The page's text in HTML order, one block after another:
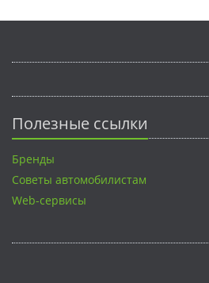
Полезные ссылки
Бренды
Советы автомобилистам
Web-сервисы